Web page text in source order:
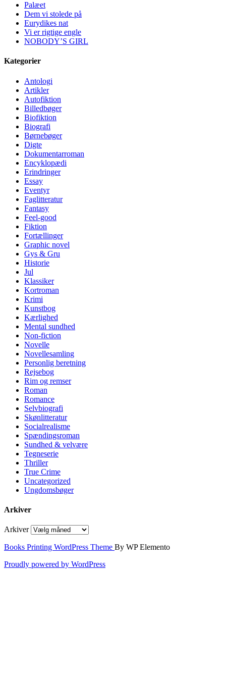
Palæet
Dem vi stolede på
Eurydikes nat
Vi er rigtige engle
NOBODY’S GIRL
Kategorier
Antologi
Artikler
Autofiktion
Billedbøger
Biofiktion
Biografi
Børnebøger
Digte
Dokumentarroman
Encyklopædi
Erindringer
Essay
Eventyr
Faglitteratur
Fantasy
Feel-good
Fiktion
Fortællinger
Graphic novel
Gys & Gru
Historie
Jul
Klassiker
Kortroman
Krimi
Kunstbog
Kærlighed
Mental sundhed
Non-fiction
Novelle
Novellesamling
Personlig beretning
Rejsebog
Rim og remser
Roman
Romance
Selvbiografi
Skønlitteratur
Socialrealisme
Spændingsroman
Sundhed & velvære
Tegneserie
Thriller
True Crime
Uncategorized
Ungdomsbøger
Arkiver
Arkiver
Books Printing WordPress Theme By WP Elemento
Proudly powered by WordPress